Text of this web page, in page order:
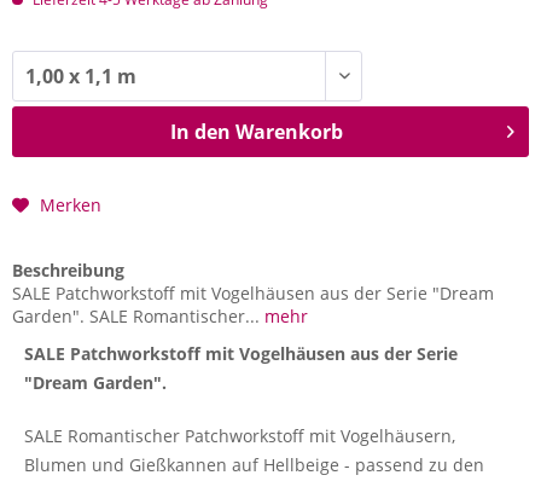
In den Warenkorb
Merken
Beschreibung
SALE Patchworkstoff mit Vogelhäusen aus der Serie "Dream
Garden". SALE Romantischer... mehr
SALE Patchworkstoff mit Vogelhäusen aus der Serie
"Dream Garden".
SALE Romantischer Patchworkstoff mit Vogelhäusern,
Blumen und Gießkannen auf Hellbeige - passend zu den